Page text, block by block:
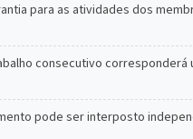
para as atividades dos
consecutivo corresponderá
pode ser interposto